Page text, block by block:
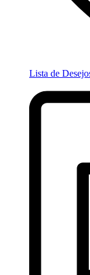
Lista de